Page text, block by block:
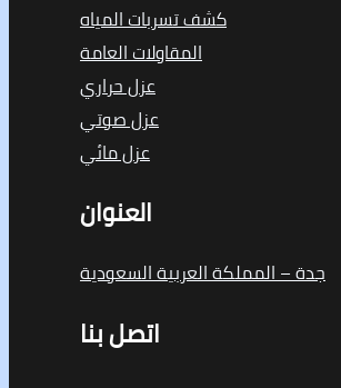
كشف تسربات المياه
المقاولات العامة
عزل حراري
عزل صوتي
عزل مائي
العنوان
جدة – المملكة العربية السعودية
اتصل بنا